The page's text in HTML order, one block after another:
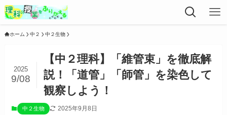
ホーム 中２ 中２生物
【中２理科】「維管束」を徹底解
説！「道管」「師管」を染色して
観察しよう！
2025
9/08
中２生物 2025年9月8日